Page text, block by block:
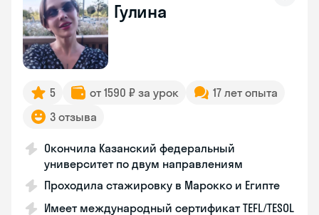
Гулина
5 от 1590 ₽ за урок
17 лет опыта
3 отзыва
Окончила Казанский федеральный
университет по двум направлениям
Проходила стажировку в Марокко и Египте
Имеет международный сертификат TEFL/TESOL